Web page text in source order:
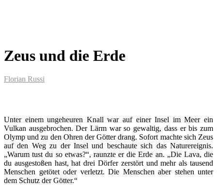
Zeus und die Erde
Florian Russi
Unter einem ungeheuren Knall war auf einer Insel im Meer ein
Vulkan ausgebrochen. Der Lärm war so gewaltig, dass er bis zum
Olymp und zu den Ohren der Götter drang. Sofort machte sich Zeus
auf den Weg zu der Insel und beschaute sich das Naturereignis.
„Warum tust du so etwas?“, raunzte er die Erde an. „Die Lava, die
du ausgestoßen hast, hat drei Dörfer zerstört und mehr als tausend
Menschen getötet oder verletzt. Die Menschen aber stehen unter
dem Schutz der Götter.“